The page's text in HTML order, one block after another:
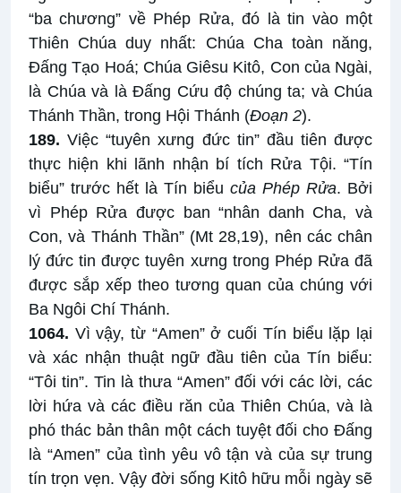
“ba chương” về Phép Rửa, đó là tin vào một
Thiên Chúa duy nhất: Chúa Cha toàn năng,
Đấng Tạo Hoá; Chúa Giêsu Kitô, Con của Ngài,
là Chúa và là Đấng Cứu độ chúng ta; và Chúa
Thánh Thần, trong Hội Thánh (Đoạn 2).
189. Việc “tuyên xưng đức tin” đầu tiên được
thực hiện khi lãnh nhận bí tích Rửa Tội. “Tín
biểu” trước hết là Tín biểu của Phép Rửa. Bởi
vì Phép Rửa được ban “nhân danh Cha, và
Con, và Thánh Thần” (Mt 28,19), nên các chân
lý đức tin được tuyên xưng trong Phép Rửa đã
được sắp xếp theo tương quan của chúng với
Ba Ngôi Chí Thánh.
1064. Vì vậy, từ “Amen” ở cuối Tín biểu lặp lại
và xác nhận thuật ngữ đầu tiên của Tín biểu:
“Tôi tin”. Tin là thưa “Amen” đối với các lời, các
lời hứa và các điều răn của Thiên Chúa, và là
phó thác bản thân một cách tuyệt đối cho Đấng
là “Amen” của tình yêu vô tận và của sự trung
tín trọn vẹn. Vậy đời sống Kitô hữu mỗi ngày sẽ